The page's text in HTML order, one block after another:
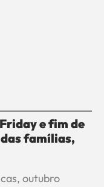
e fim de
famílias,
outubro